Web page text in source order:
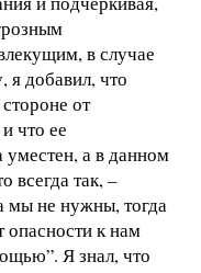
в случае
я добавил, что
от
что ее
а в данном
всегда так, –
мы не нужны, тогда
опасности к нам
Я знал, что